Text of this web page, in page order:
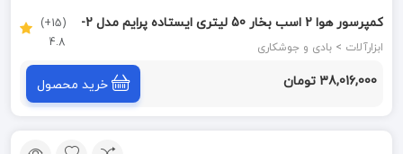
کمپرسور هوا 2 اسب بخار 50 لیتری ایستاده پرایم مدل 2-
1480F50-V روما ROMA
ابزارآلات > بادی و جوشکاری
(15+)
4.8
38,016,000 تومان خرید محصول